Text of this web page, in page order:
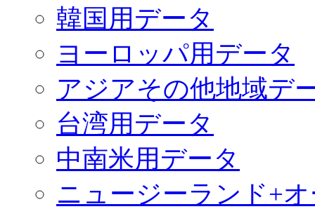
韓国用データ
ヨーロッパ用データ
アジアその他地域デ
台湾用データ
中南米用データ
ニュージーランド+